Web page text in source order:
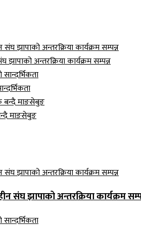
झापाको अन्तरक्रिया कार्यक्रम सम्पन्न
माङसेबुङ
संघ झापाको अन्तरक्रिया कार्यक्रम